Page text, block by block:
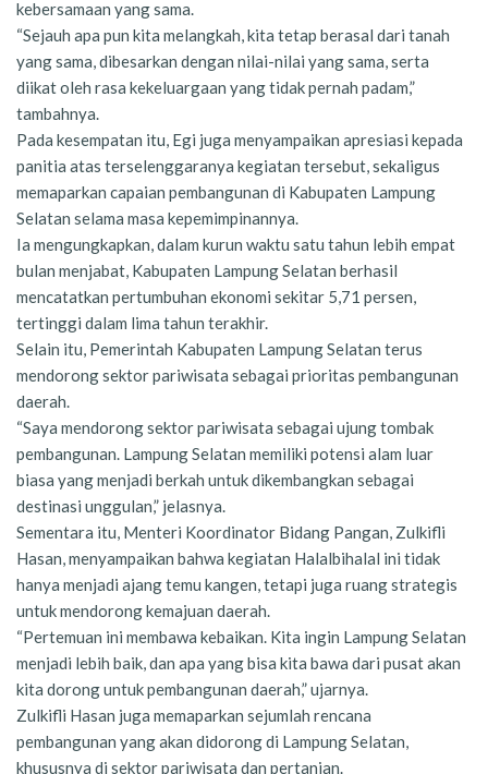
kebersamaan yang sama.
“Sejauh apa pun kita melangkah, kita tetap berasal dari tanah
yang sama, dibesarkan dengan nilai-nilai yang sama, serta
diikat oleh rasa kekeluargaan yang tidak pernah padam,”
tambahnya.
Pada kesempatan itu, Egi juga menyampaikan apresiasi kepada
panitia atas terselenggaranya kegiatan tersebut, sekaligus
memaparkan capaian pembangunan di Kabupaten Lampung
Selatan selama masa kepemimpinannya.
Ia mengungkapkan, dalam kurun waktu satu tahun lebih empat
bulan menjabat, Kabupaten Lampung Selatan berhasil
mencatatkan pertumbuhan ekonomi sekitar 5,71 persen,
tertinggi dalam lima tahun terakhir.
Selain itu, Pemerintah Kabupaten Lampung Selatan terus
mendorong sektor pariwisata sebagai prioritas pembangunan
daerah.
“Saya mendorong sektor pariwisata sebagai ujung tombak
pembangunan. Lampung Selatan memiliki potensi alam luar
biasa yang menjadi berkah untuk dikembangkan sebagai
destinasi unggulan,” jelasnya.
Sementara itu, Menteri Koordinator Bidang Pangan, Zulkifli
Hasan, menyampaikan bahwa kegiatan Halalbihalal ini tidak
hanya menjadi ajang temu kangen, tetapi juga ruang strategis
untuk mendorong kemajuan daerah.
“Pertemuan ini membawa kebaikan. Kita ingin Lampung Selatan
menjadi lebih baik, dan apa yang bisa kita bawa dari pusat akan
kita dorong untuk pembangunan daerah,” ujarnya.
Zulkifli Hasan juga memaparkan sejumlah rencana
pembangunan yang akan didorong di Lampung Selatan,
khususnya di sektor pariwisata dan pertanian.